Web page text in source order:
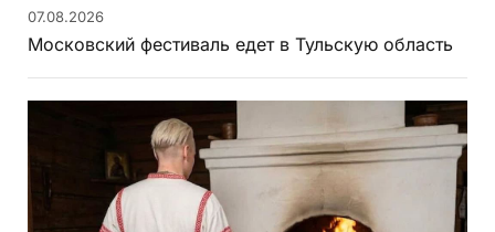
07.08.2026
Московский фестиваль едет в Тульскую область